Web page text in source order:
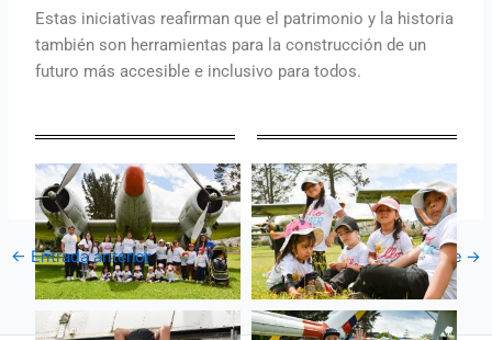
Estas iniciativas reafirman que el patrimonio y la historia
también son herramientas para la construcción de un
futuro más accesible e inclusivo para todos.
← Entrada anterior Entrada siguiente →